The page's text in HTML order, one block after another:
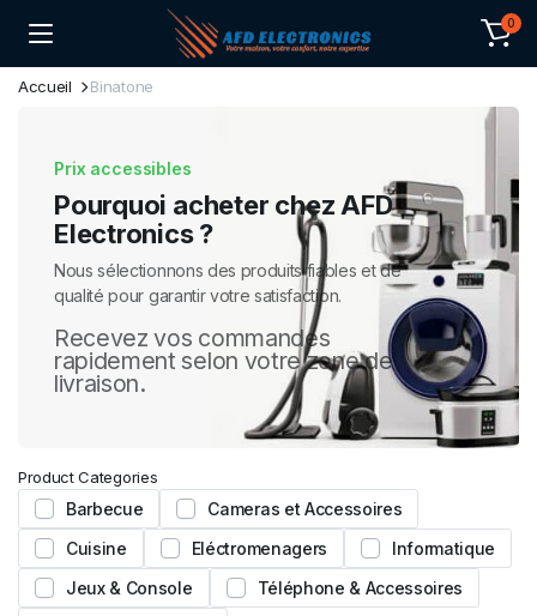
0
Accueil Binatone
Prix accessibles
Pourquoi acheter chez AFD
Electronics ?
Nous sélectionnons des produits fiables et de
qualité pour garantir votre satisfaction.
Recevez vos commandes
rapidement selon votre zone de
livraison.
Product Categories
Barbecue
Cameras et Accessoires
Cuisine
Eléctromenagers
Informatique
Jeux & Console
Téléphone & Accessoires